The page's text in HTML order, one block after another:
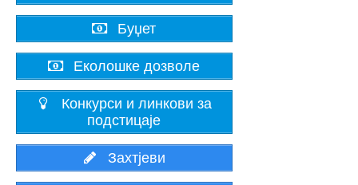
Буџет
Еколошке дозволе
Конкурси и линкови за
подстицаје
Захтјеви